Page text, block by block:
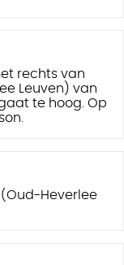
rechts van
Leuven) van
te hoog. Op
Heverlee